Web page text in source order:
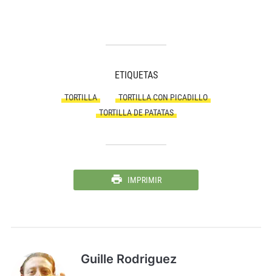
ETIQUETAS
TORTILLA
TORTILLA CON PICADILLO
TORTILLA DE PATATAS
IMPRIMIR
Guille Rodriguez